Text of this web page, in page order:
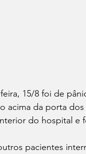
15/8 foi de
acima da porta
do hospital e
pacientes